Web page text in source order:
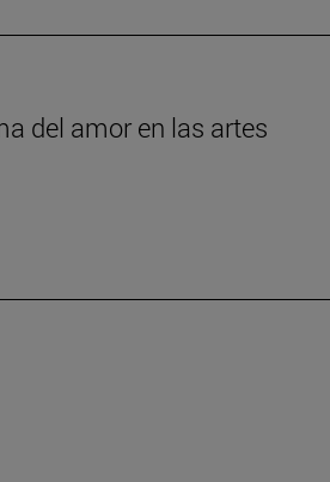
del amor en las artes